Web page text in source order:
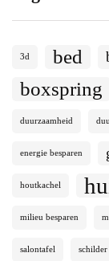
3d bed
boxspring
duurzaamheid
energie besparen
houtkachel
milieu besparen
salontafel schilder